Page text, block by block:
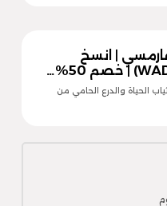
| انسخ
الحياة والدرع الحامي من